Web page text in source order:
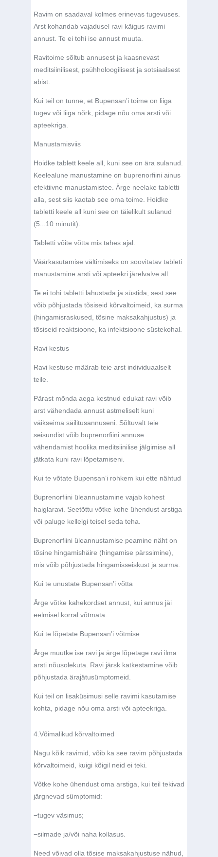
Ravim on saadaval kolmes erinevas tugevuses.
Arst kohandab vajadusel ravi käigus ravimi
annust. Te ei tohi ise annust muuta.
Ravitoime sõltub annusest ja kaasnevast
meditsiinilisest, psühholoogilisest ja sotsiaalsest
abist.
Kui teil on tunne, et Bupensan’i toime on liiga
tugev või liiga nõrk, pidage nõu oma arsti või
apteekriga.
Manustamisviis
Hoidke tablett keele all, kuni see on ära sulanud.
Keelealune manustamine on buprenorfiini ainus
efektiivne manustamistee. Ärge neelake tabletti
alla, sest siis kaotab see oma toime. Hoidke
tabletti keele all kuni see on täielikult sulanud
(5...10 minutit).
Tabletti võite võtta mis tahes ajal.
Väärkasutamise vältimiseks on soovitatav tableti
manustamine arsti või apteekri järelvalve all.
Te ei tohi tabletti lahustada ja süstida, sest see
võib põhjustada tõsiseid kõrvaltoimeid, ka surma
(hingamisraskused, tõsine maksakahjustus) ja
tõsiseid reaktsioone, ka infektsioone süstekohal.
Ravi kestus
Ravi kestuse määrab teie arst individuaalselt
teile.
Pärast mõnda aega kestnud edukat ravi võib
arst vähendada annust astmeliselt kuni
väikseima säilitusannuseni. Sõltuvalt teie
seisundist võib buprenorfiini annuse
vähendamist hoolika meditsiinilise jälgimise all
jätkata kuni ravi lõpetamiseni.
Kui te võtate Bupensan’i rohkem kui ette nähtud
Buprenorfiini üleannustamine vajab kohest
haiglaravi. Seetõttu võtke kohe ühendust arstiga
või paluge kellelgi teisel seda teha.
Buprenorfiini üleannustamise peamine näht on
tõsine hingamishäire (hingamise pärssimine),
mis võib põhjustada hingamisseiskust ja surma.
Kui te unustate Bupensan’i võtta
Ärge võtke kahekordset annust, kui annus jäi
eelmisel korral võtmata.
Kui te lõpetate Bupensan’i võtmise
Ärge muutke ise ravi ja ärge lõpetage ravi ilma
arsti nõusolekuta. Ravi järsk katkestamine võib
põhjustada ärajätusümptomeid.
Kui teil on lisaküsimusi selle ravimi kasutamise
kohta, pidage nõu oma arsti või apteekriga.
4. Võimalikud kõrvaltoimed
Nagu kõik ravimid, võib ka see ravim põhjustada
kõrvaltoimeid, kuigi kõigil neid ei teki.
Võtke kohe ühendust oma arstiga, kui teil tekivad
järgnevad sümptomid:
−tugev väsimus;
−silmade ja/või naha kollasus.
Need võivad olla tõsise maksakahjustuse nähud,